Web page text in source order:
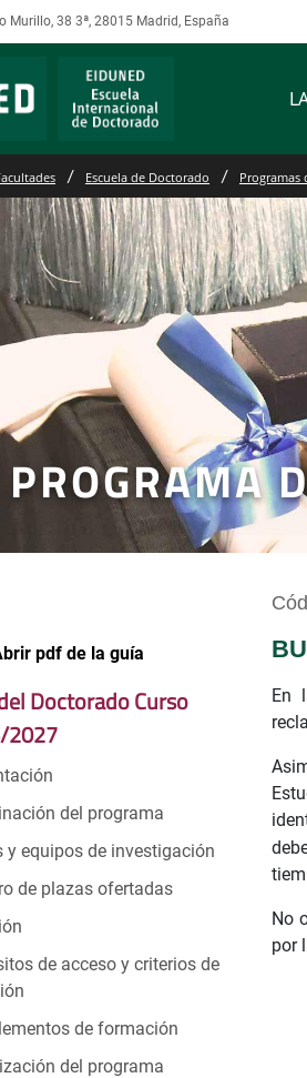
Murillo, 38 3ª, 28015 Madrid, España
Escuela de Doctorado Programas
PROGRAMA
pdf de la guía
Doctorado Curso
2027
del programa
y equipos de investigación
de plazas ofertadas
de acceso y criterios de
de formación
del programa
En
No
por